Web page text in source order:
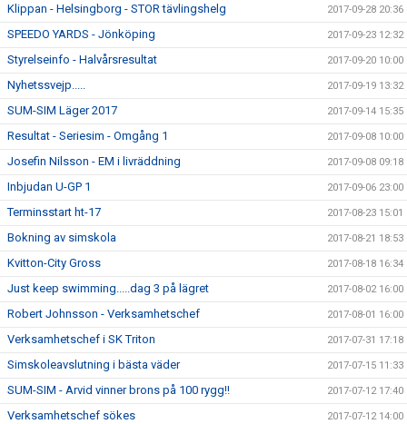
Klippan - Helsingborg - STOR tävlingshelg 2017-09-28 20:36
SPEEDO YARDS - Jönköping 2017-09-23 12:32
Styrelseinfo - Halvårsresultat 2017-09-20 10:00
Nyhetssvejp..... 2017-09-19 13:32
SUM-SIM Läger 2017 2017-09-14 15:35
Resultat - Seriesim - Omgång 1 2017-09-08 10:00
Josefin Nilsson - EM i livräddning 2017-09-08 09:18
Inbjudan U-GP 1 2017-09-06 23:00
Terminsstart ht-17 2017-08-23 15:01
Bokning av simskola 2017-08-21 18:53
Kvitton-City Gross 2017-08-18 16:34
Just keep swimming.....dag 3 på lägret 2017-08-02 16:00
Robert Johnsson - Verksamhetschef 2017-08-01 16:00
Verksamhetschef i SK Triton 2017-07-31 17:18
Simskoleavslutning i bästa väder 2017-07-15 11:33
SUM-SIM - Arvid vinner brons på 100 rygg!! 2017-07-12 17:40
Verksamhetschef sökes 2017-07-12 14:00